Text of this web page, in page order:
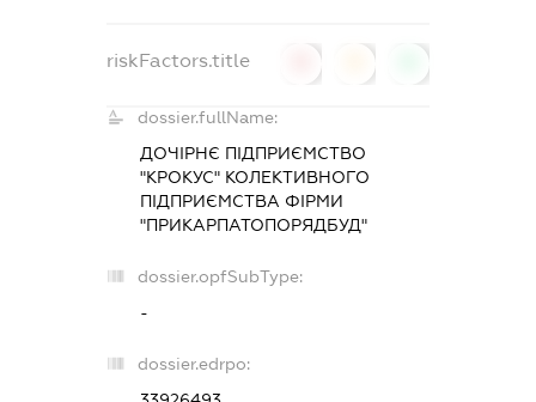
riskFactors.title
dossier.fullName:
ДОЧІРНЄ ПІДПРИЄМСТВО
"КРОКУС" КОЛЕКТИВНОГО
ПІДПРИЄМСТВА ФІРМИ
"ПРИКАРПАТОПОРЯДБУД"
dossier.opfSubType:
-
dossier.edrpo: